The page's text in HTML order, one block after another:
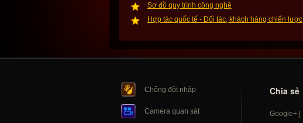
Sơ đồ quy trình công nghệ
Hợp tác quốc tế - Đối tác, khách hàng chiến lược
Chống đột nhập
Camera quan sát
Chia sẻ
Google+|